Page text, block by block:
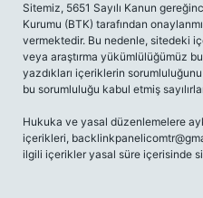
Sitemiz, 5651 Sayılı Kanun
Kurumu (BTK) tarafından
vermektedir. Bu nedenle, sitedeki
veya araştırma yükümlülüğümüz
yazdıkları içeriklerin
bu sorumluluğu kabul etmiş
Hukuka ve yasal düzenlemelere
içerikleri,
ilgili içerikler yasal süre içerisinde